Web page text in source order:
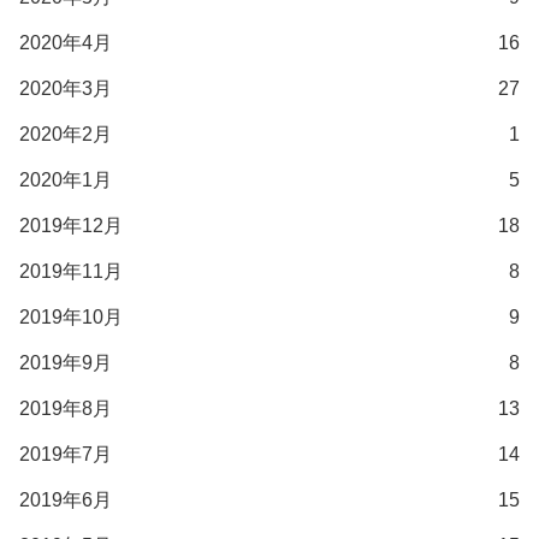
2020年4月 16
2020年3月 27
2020年2月 1
2020年1月 5
2019年12月 18
2019年11月 8
2019年10月 9
2019年9月 8
2019年8月 13
2019年7月 14
2019年6月 15